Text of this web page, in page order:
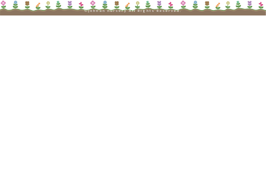
©johnan nursery All Rights Reserved.